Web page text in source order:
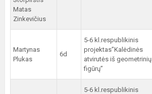
Matas
Zinkevičius
Martynas
Plukas
6d
5-6 kl.respublikinis
projektas”Kalėdinės
atvirutės iš geometrinių
figūrų”
5-6 kl.respublikinis